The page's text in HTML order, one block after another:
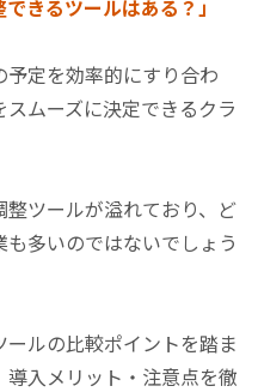
きるツールはある？」
定を効率的にすり合わ
ムーズに決定できるクラ
ツールが溢れており、ど
多いのではないでしょう
ルの比較ポイントを踏ま
入メリット・注意点を徹